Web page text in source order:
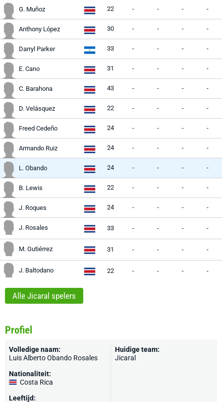
G. Muñoz 22 - - - -
Anthony López 30 - - - -
Darryl Parker 33 - - - -
E. Cano 31 - - - -
C. Barahona 43 - - - -
D. Velásquez 22 - - - -
Freed Cedeño 24 - - - -
Armando Ruiz 24 - - - -
L. Obando 24 - - - -
B. Lewis 22 - - - -
J. Roques 24 - - - -
J. Rosales 33 - - - -
M. Gutiérrez 31 - - - -
J. Baltodano 22 - - - -
Alle Jicaral spelers
Profiel
Volledige naam:
Luis Alberto Obando Rosales
Nationaliteit:
Costa Rica
Leeftijd:
Huidige team:
Jicaral